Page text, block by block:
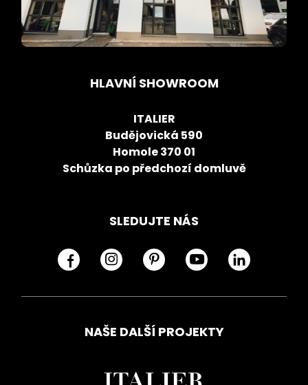
HLAVNÍ SHOWROOM
ITALIER
Budějovická 590
Homole 370 01
Schůzka po předchozí domluvě
SLEDUJTE NÁS
NAŠE DALŠÍ PROJEKTY